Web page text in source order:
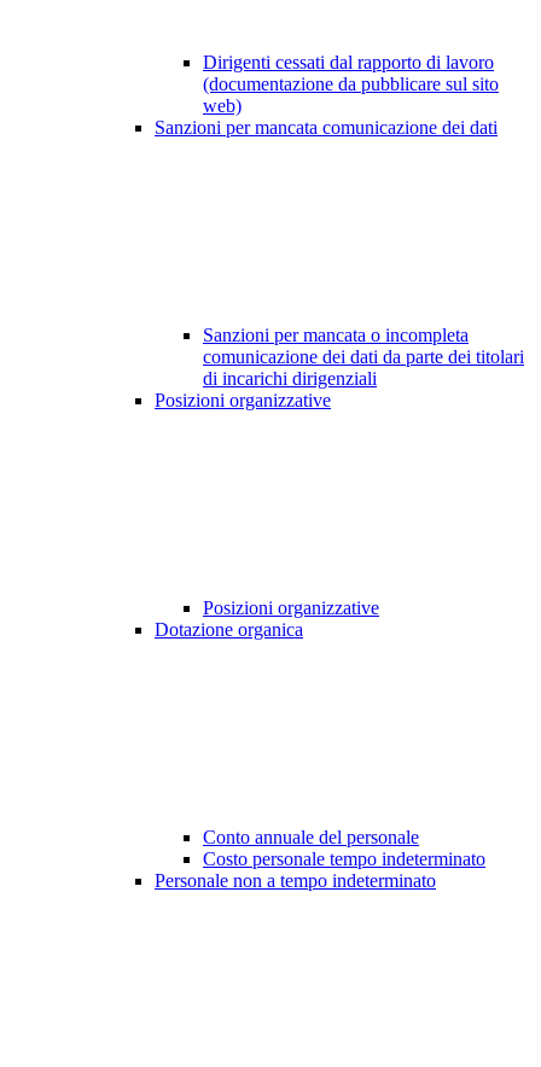
Dirigenti cessati dal rapporto di lavoro
(documentazione da pubblicare sul sito
web)
Sanzioni per mancata comunicazione dei dati
Sanzioni per mancata o incompleta
comunicazione dei dati da parte dei titolari
di incarichi dirigenziali
Posizioni organizzative
Posizioni organizzative
Dotazione organica
Conto annuale del personale
Costo personale tempo indeterminato
Personale non a tempo indeterminato